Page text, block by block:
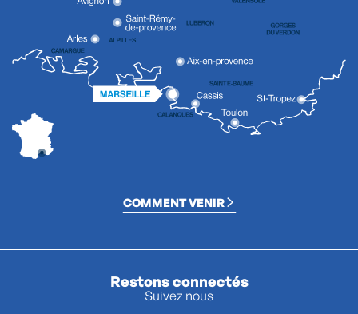
COMMENT VENIR
Restons connectés
Suivez nous